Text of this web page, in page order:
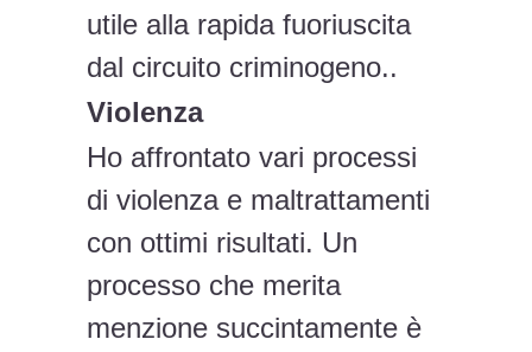
utile alla rapida fuoriuscita
dal circuito criminogeno..
Violenza
Ho affrontato vari processi
di violenza e maltrattamenti
con ottimi risultati. Un
processo che merita
menzione succintamente è